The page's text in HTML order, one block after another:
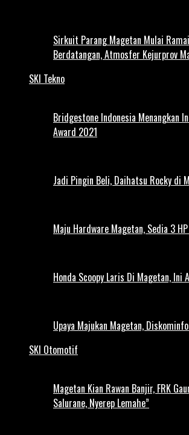
Sirkuit Parang Magetan Mulai
Berdatangan, Atmosfer Kejurprov
SKI Tekno
Bridgestone Indonesia Menangkan
Award 2021
Jadi Pingin Beli, Daihatsu Rocky di
Maju Hardware Magetan, Sedia 3
Honda Scoopy Laris Di Magetan, Ini
Upaya Majukan Magetan,
SKI Otomotif
Magetan Kian Rawan Banjir, FRK
Salurane, Nyerep Lemahe”